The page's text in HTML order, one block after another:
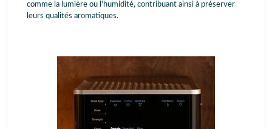
comme la lumière ou l'humidité, contribuant ainsi à préserver
leurs qualités aromatiques.